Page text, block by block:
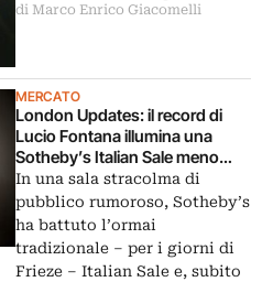
di Marco Enrico Giacomelli
MERCATO
London Updates: il record di
Lucio Fontana illumina una
Sotheby’s Italian Sale meno
brillante del previsto. All’asta
Phillips brilla Cy Twombly
In una sala stracolma di
pubblico rumoroso, Sotheby’s
ha battuto l’ormai
tradizionale – per i giorni di
Frieze – Italian Sale e, subito